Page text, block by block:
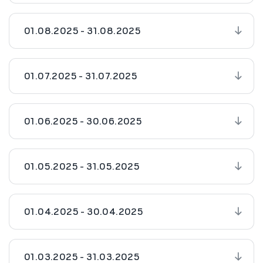
01.08.2025 - 31.08.2025
01.07.2025 - 31.07.2025
01.06.2025 - 30.06.2025
01.05.2025 - 31.05.2025
01.04.2025 - 30.04.2025
01.03.2025 - 31.03.2025